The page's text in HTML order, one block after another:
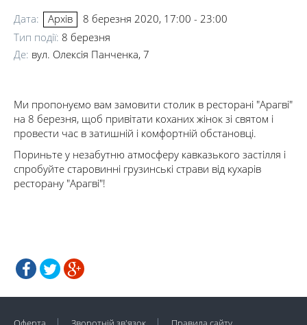
Дата: Архів
8 березня 2020, 17:00 - 23:00
Тип події: 8 березня
Де: вул. Олексія Панченка, 7
Ми пропонуємо вам замовити столик в ресторані "Арагві"
на 8 березня, щоб привітати коханих жінок зі святом і
провести час в затишній і комфортній обстановці.
Пориньте у незабутню атмосферу кавказького застілля і
спробуйте старовинні грузинські страви від кухарів
ресторану "Арагві"!